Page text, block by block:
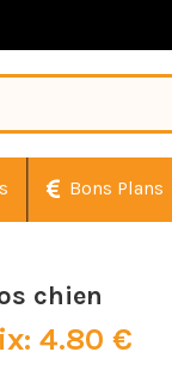
Bons Plans
chien
4.80 €